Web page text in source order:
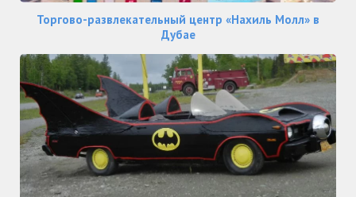
Торгово-развлекательный центр «Нахиль Молл» в
Дубае